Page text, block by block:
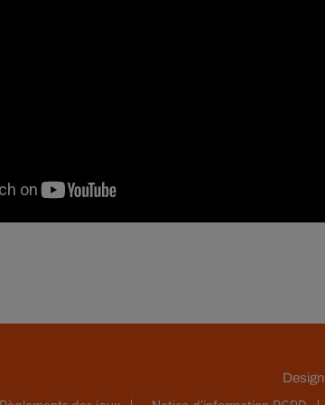
Design